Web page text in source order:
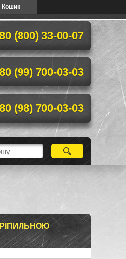
Кошик
(800) 33-00-07
(99) 700-03-03
(98) 700-03-03